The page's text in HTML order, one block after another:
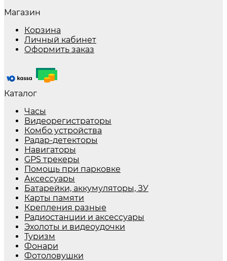
Магазин
Корзина
Личный кабинет
Оформить заказ
Каталог
Часы
Видеорегистраторы
Комбо устройства
Радар-детекторы
Навигаторы
GPS трекеры
Помощь при парковке
Аксессуары
Батарейки, аккумуляторы, ЗУ
Карты памяти
Крепления разные
Радиостанции и аксессуары
Эхолоты и видеоудочки
Туризм
Фонари
Фотоловушки